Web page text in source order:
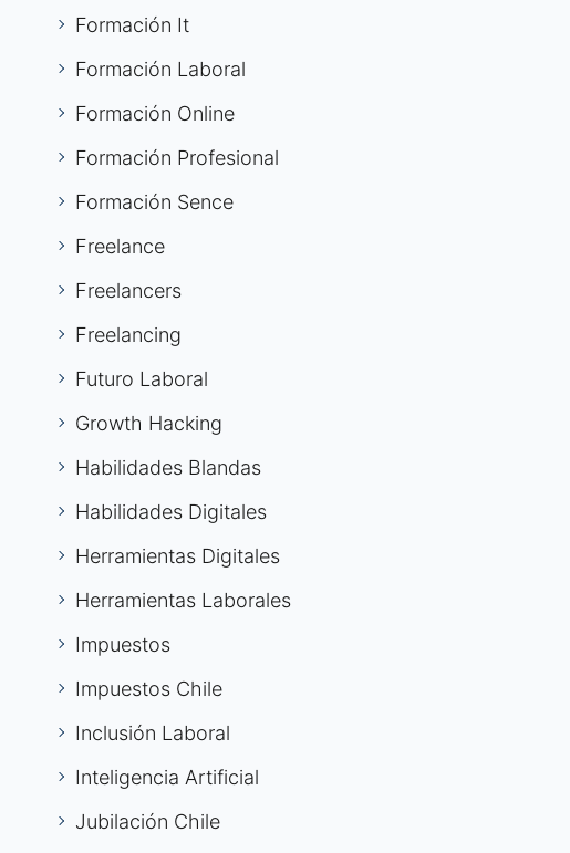
Formación It
Formación Laboral
Formación Online
Formación Profesional
Formación Sence
Freelance
Freelancers
Freelancing
Futuro Laboral
Growth Hacking
Habilidades Blandas
Habilidades Digitales
Herramientas Digitales
Herramientas Laborales
Impuestos
Impuestos Chile
Inclusión Laboral
Inteligencia Artificial
Jubilación Chile